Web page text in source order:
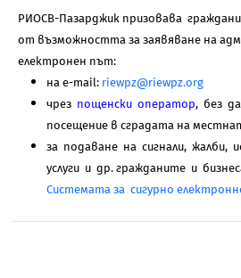
РИОСВ-Пазарджик призовава
от възможността за заявяване на
електронен път:
на e-mail: riewpz@riewpz.org
чрез пощенски оператор, без
посещение в сградата на
за подаване на сигнали, жалби,
услуги и др. гражданите и
Системата за сигурно